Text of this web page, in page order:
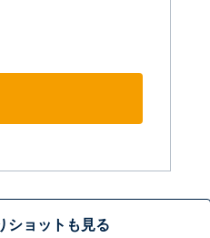
ショットも見る